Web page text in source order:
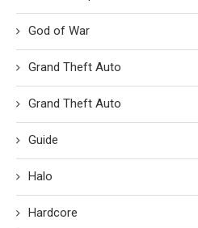
God of War
Grand Theft Auto
Grand Theft Auto
Guide
Halo
Hardcore